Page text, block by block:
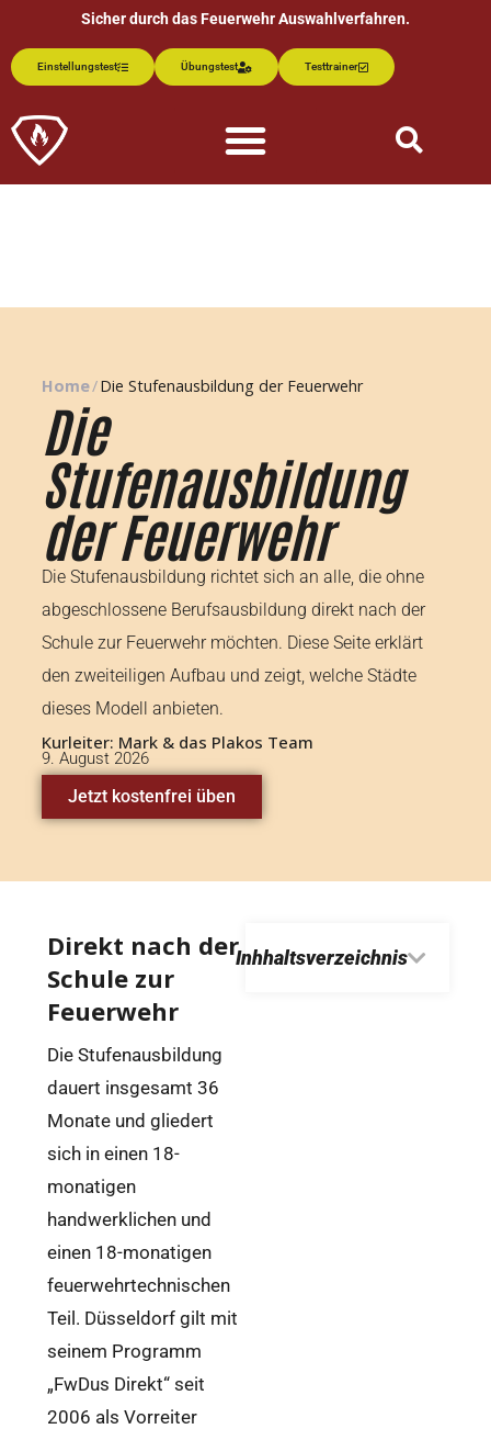
Sicher durch das Feuerwehr Auswahlverfahren.
Einstellungstest Übungstest Testtrainer
Home/Die Stufenausbildung der Feuerwehr
Die
Stufenausbildung
der Feuerwehr
Die Stufenausbildung richtet sich an alle, die ohne
abgeschlossene Berufsausbildung direkt nach der
Schule zur Feuerwehr möchten. Diese Seite erklärt
den zweiteiligen Aufbau und zeigt, welche Städte
dieses Modell anbieten.
Kurleiter: Mark & das Plakos Team
9. August 2026
Jetzt kostenfrei üben
Direkt nach der
Schule zur
Feuerwehr
Die Stufenausbildung
dauert insgesamt 36
Monate und gliedert
sich in einen 18-
monatigen
handwerklichen und
einen 18-monatigen
feuerwehrtechnischen
Teil. Düsseldorf gilt mit
seinem Programm
„FwDus Direkt“ seit
2006 als Vorreiter
Inhhaltsverzeichnis